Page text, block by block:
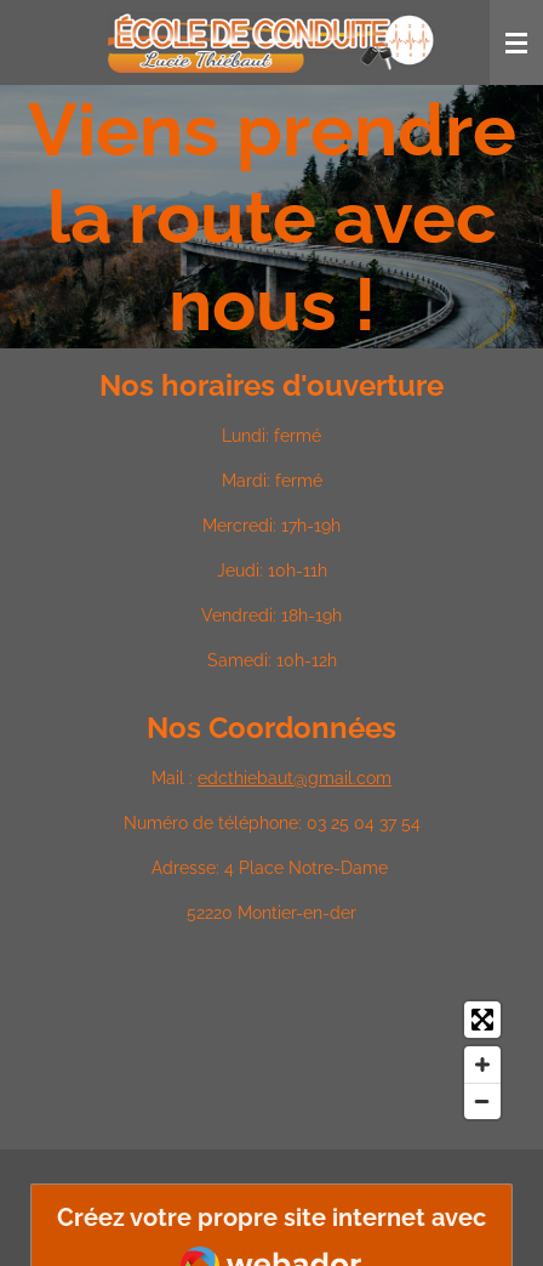
principal
Viens prendre
la route avec
nous !
Nos horaires d'ouverture
Lundi: fermé
Mardi: fermé
Mercredi: 17h-19h
Jeudi: 10h-11h
Vendredi: 18h-19h
Samedi: 10h-12h
Nos Coordonnées
Mail : edcthiebaut@gmail.com
Numéro de téléphone: 03 25 04 37 54
Adresse: 4 Place Notre-Dame
52220 Montier-en-der
Créez votre propre site internet avec
Webador